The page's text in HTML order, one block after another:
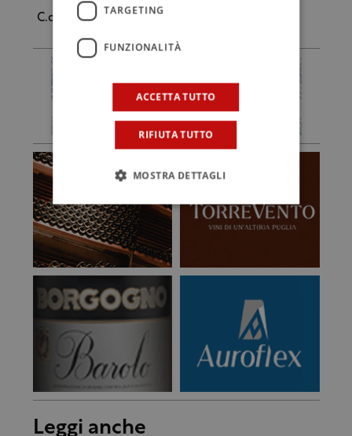
C.d.G.
Leggi anche
TARGETING
FUNZIONALITÀ
ACCETTA TUTTO
RIFIUTA TUTTO
MOSTRA DETTAGLI